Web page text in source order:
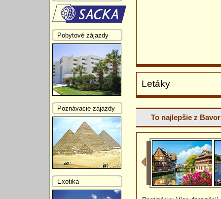
Letáky
To najlepšie z
Pobytové zájazdy
Poznávacie zájazdy
Exotika